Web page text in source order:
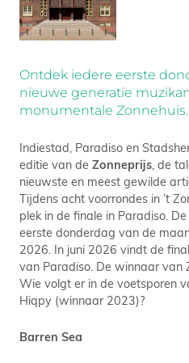
Ontdek iedere eerste
nieuwe generatie
monumentale Zonnehuis.
Indiestad, Paradiso en
editie van de Zonneprijs , de
nieuwste en meest gewilde
Tijdens acht voorrondes in ’t
plek in de finale in Paradiso.
eerste donderdag van de
2026. In juni 2026 vindt de
van Paradiso. De winnaar van
Wie volgt er in de voetsporen
Hiqpy (winnaar 2023)?
Barren Sea